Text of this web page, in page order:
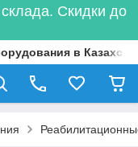
Скидки до
в